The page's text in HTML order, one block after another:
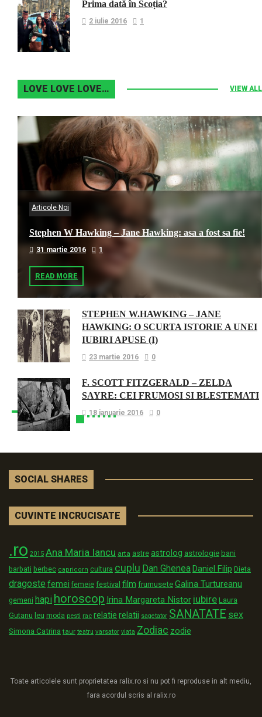
Prima dată în Scoția?
2 iulie 2016 1
LOVE LOVE LOVE… VIEW ALL
Articole Noi
Stephen W Hawking – Jane Hawking: asa a fost sa fie!
31 martie 2016 1
READ MORE
STEPHEN W.HAWKING – JANE
HAWKING: O SCURTA ISTORIE A UNEI
IUBIRI APUSE (I)
23 martie 2016 0
F. SCOTT FITZGERALD – ZELDA
SAYRE: CEI FRUMOSI SI BLESTEMATI
18 ianuarie 2016 0
SOCIAL SHARES
CUVINTE INCRUCISATE
.ro 2015 Ana Maria Iancu arta astre astrolog astrologie bani
barbati berbec capricorn cultura cuplu Dan GheneaDaniel Filip Dieta
dragoste femei femeie festival film frumusete Galina Turtureanu
gemeni hapi horoscop Irina Margareta Nistor iubire Laura
Gutanu leu moda pesti rac relatie relatii sagetator SANATATE sex
Simona Catrina taur teatru varsator viata Zodiac zodie
Toate articolele sunt proprietatea ralix.ro si nu pot fi reproduse in alt mediu,
fara acordul scris al ralix.ro